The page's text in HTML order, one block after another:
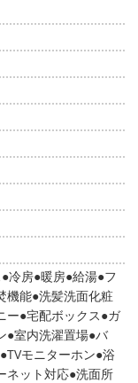
冷房 暖房 給湯 フ
機能 洗髪洗面化粧
ー 宅配ボックス ガ
室内洗濯置場 バ
TVモニターホン 浴
ネット対応 洗面所